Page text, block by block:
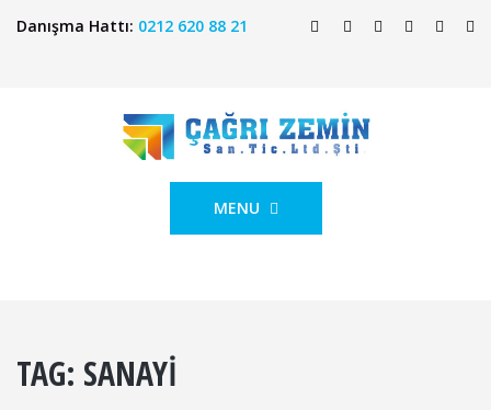
Danışma Hattı: 0212 620 88 21
MENU
TAG: SANAYI